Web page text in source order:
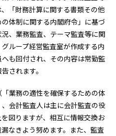
「財務計算に関する書類その他
体制に関する内閣府令」に基づ
、業務監査、テーマ監査等に関
ループ経営監査室が作成する内
も回付され、その内容は常勤監
されます。
業務の適性を確保するための体
会計監査人は主に会計監査の役
図りますが、相互に情報交換お
なきよう努めます。また、監査